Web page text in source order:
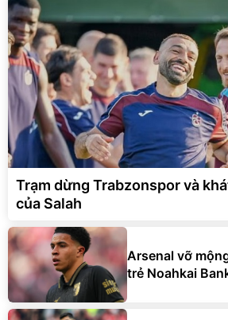
Trạm dừng Trabzonspor và
của Salah
Arsenal vỡ
trẻ Noahkai